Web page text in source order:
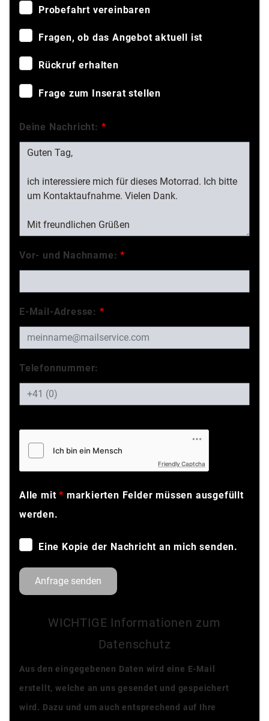
Probefahrt vereinbaren
Fragen, ob das Angebot aktuell ist
Rückruf erhalten
Frage zum Inserat stellen
Deine Nachricht: *
Vor- und Nachname:*
E-Mail-Adresse: *
Telefonnummer:
Friendly Captcha
Alle mit* markierten Felder müssen ausgefüllt
werden.
Eine Kopie der Nachricht an mich senden.
Anfrage senden
WICHTIGE Informationen zum
Datenschutz
Aus den eingegebenen Daten wird eine E-Mail
erstellt, welche an uns gesendet und gespeichert
wird. Dazu und um auch entsprechend auf Ihre